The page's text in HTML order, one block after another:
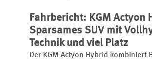
Limousine startet bereits ab 46.600
setzt etablierte Rivalen unter Druck.
Fahrbericht: KGM Actyon
Sparsames SUV mit
Technik und viel Platz
Der KGM Actyon Hybrid kombiniert